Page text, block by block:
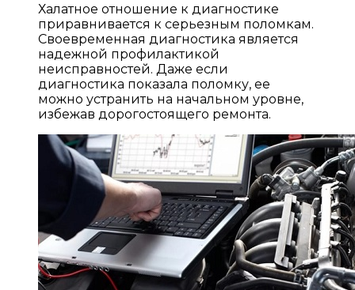
Халатное отношение к диагностике
приравнивается к серьезным поломкам.
Своевременная диагностика является
надежной профилактикой
неисправностей. Даже если
диагностика показала поломку, ее
можно устранить на начальном уровне,
избежав дорогостоящего ремонта.